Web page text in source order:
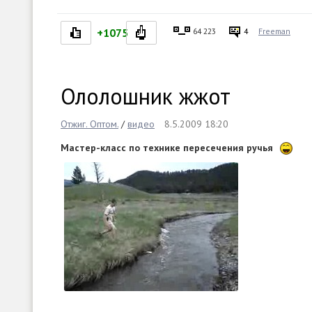
+1075 64 223 4 Freeman
Ололошник жжот
Отжиг. Оптом. /видео
8.5.2009 18:20
Мастер-класс по технике пересечения ручья